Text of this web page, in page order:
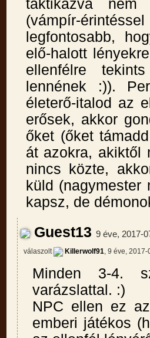
taktikázva
(vámpír-
legfontosabb,
elő-halott
ellenfélre
lennének :)).
életerő-italod az
erősek, akkor
őket (őket
át azokra, akiktől
nincs közte,
küld (nagymester
kapsz, de
Guest13 9 éve, 2017-
válaszolt Killerwolf91, 9 éve, 2017-
Minden 3-4.
varázslattal. :)
NPC ellen ez
emberi játékos